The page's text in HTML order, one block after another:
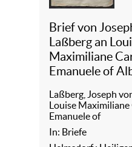
Brief von
Laßberg an
Maximiliane
Emanuele of
28.03.1804
Laßberg, Joseph
Louise
Emanuele of
In: Briefe